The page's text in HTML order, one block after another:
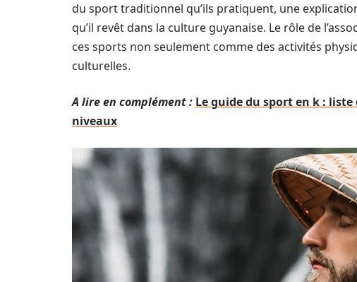
du sport traditionnel qu’ils pratiquent, une
qu’il revêt dans la culture guyanaise. Le rôle de
ces sports non seulement comme des activités
culturelles.
A lire en complément : Le guide du sport en k :
niveaux